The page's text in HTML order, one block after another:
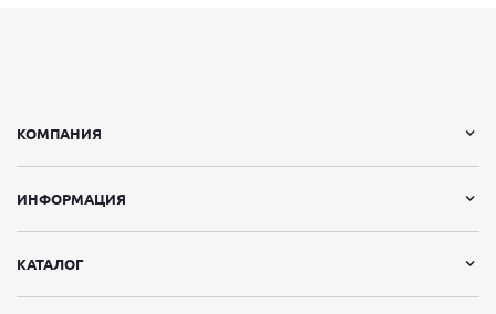
КОМПАНИЯ
ИНФОРМАЦИЯ
КАТАЛОГ